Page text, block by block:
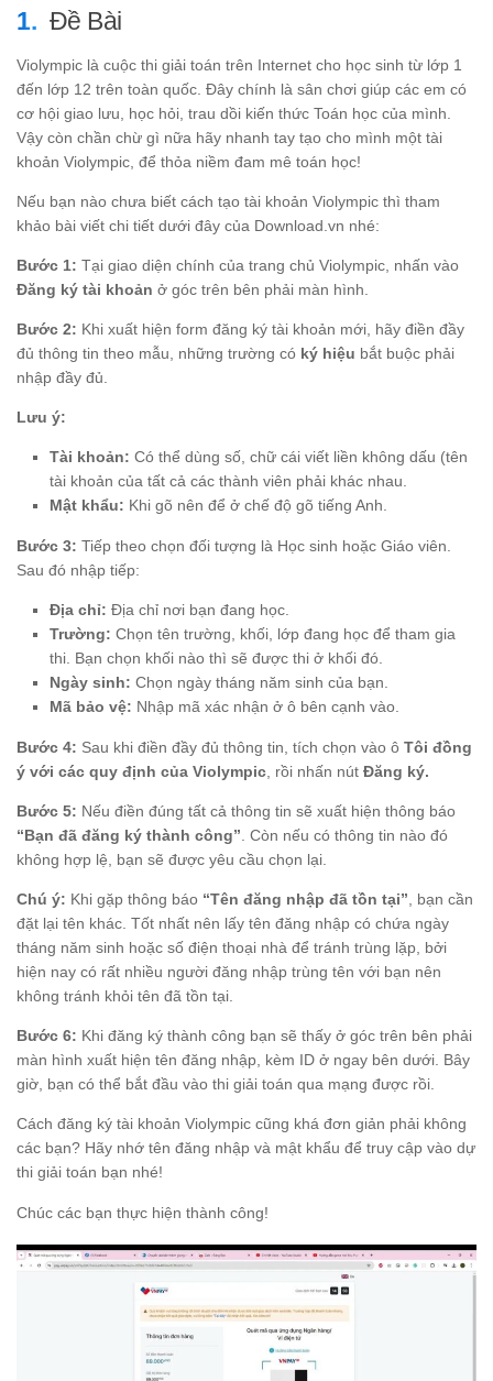
Đề Bài
Violympic là cuộc thi giải toán trên Internet cho học sinh từ lớp 1
đến lớp 12 trên toàn quốc. Đây chính là sân chơi giúp các em có
cơ hội giao lưu, học hỏi, trau dồi kiến thức Toán học của mình.
Vậy còn chần chừ gì nữa hãy nhanh tay tạo cho mình một tài
khoản Violympic, để thỏa niềm đam mê toán học!
Nếu bạn nào chưa biết cách tạo tài khoản Violympic thì tham
khảo bài viết chi tiết dưới đây của Download.vn nhé:
Bước 1: Tại giao diện chính của trang chủ Violympic, nhấn vào
Đăng ký tài khoản ở góc trên bên phải màn hình.
Bước 2: Khi xuất hiện form đăng ký tài khoản mới, hãy điền đầy
đủ thông tin theo mẫu, những trường có ký hiệu bắt buộc phải
nhập đầy đủ.
Lưu ý:
Tài khoản: Có thể dùng số, chữ cái viết liền không dấu (tên
tài khoản của tất cả các thành viên phải khác nhau.
Mật khẩu: Khi gõ nên để ở chế độ gõ tiếng Anh.
Bước 3: Tiếp theo chọn đối tượng là Học sinh hoặc Giáo viên.
Sau đó nhập tiếp:
Địa chỉ: Địa chỉ nơi bạn đang học.
Trường: Chọn tên trường, khối, lớp đang học để tham gia
thi. Bạn chọn khối nào thì sẽ được thi ở khối đó.
Ngày sinh: Chọn ngày tháng năm sinh của bạn.
Mã bảo vệ: Nhập mã xác nhận ở ô bên cạnh vào.
Bước 4: Sau khi điền đầy đủ thông tin, tích chọn vào ô Tôi đồng
ý với các quy định của Violympic , rồi nhấn nút Đăng ký.
Bước 5: Nếu điền đúng tất cả thông tin sẽ xuất hiện thông báo
“Bạn đã đăng ký thành công” . Còn nếu có thông tin nào đó
không hợp lệ, bạn sẽ được yêu cầu chọn lại.
Chú ý: Khi gặp thông báo “Tên đăng nhập đã tồn tại”, bạn cần
đặt lại tên khác. Tốt nhất nên lấy tên đăng nhập có chứa ngày
tháng năm sinh hoặc số điện thoại nhà để tránh trùng lặp, bởi
hiện nay có rất nhiều người đăng nhập trùng tên với bạn nên
không tránh khỏi tên đã tồn tại.
Bước 6: Khi đăng ký thành công bạn sẽ thấy ở góc trên bên phải
màn hình xuất hiện tên đăng nhập, kèm ID ở ngay bên dưới. Bây
giờ, bạn có thể bắt đầu vào thi giải toán qua mạng được rồi.
Cách đăng ký tài khoản Violympic cũng khá đơn giản phải không
các bạn? Hãy nhớ tên đăng nhập và mật khẩu để truy cập vào dự
thi giải toán bạn nhé!
Chúc các bạn thực hiện thành công!